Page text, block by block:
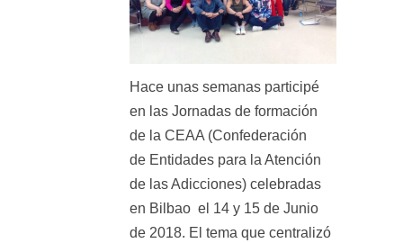
Hace unas semanas participé
en las Jornadas de formación
de la CEAA (Confederación
de Entidades para la Atención
de las Adicciones) celebradas
en Bilbao el 14 y 15 de Junio
de 2018. El tema que centralizó